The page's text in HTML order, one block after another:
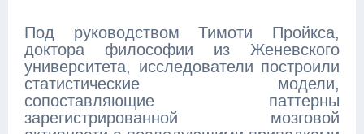
Под руководством Тимоти Пройкса,
доктора философии из Женевского
университета, исследователи построили
статистические модели,
сопоставляющие паттерны
зарегистрированной мозговой